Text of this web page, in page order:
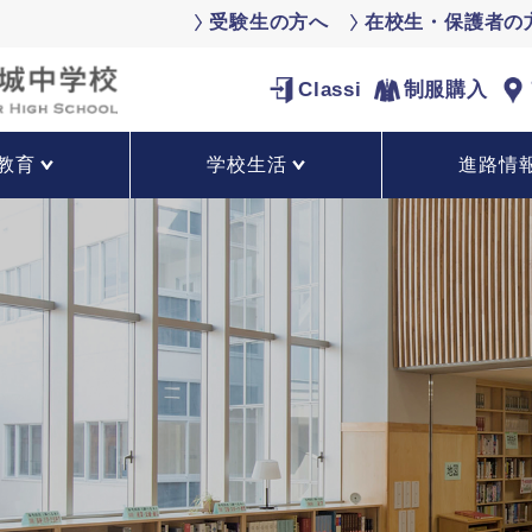
受験生の方へ 在校生・保護者の
Classi 制服購入
育 学校生活 進路情